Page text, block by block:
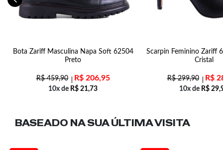
Bota Zariff Masculina Napa Soft 62504
Preto
R$459,90 R$206,95
10x de R$ 21,73
Scarpin Feminino Zariff
Cristal
R$299,90 R$
10x de R$
BASEADO NA SUAÚLTIMA VISITA